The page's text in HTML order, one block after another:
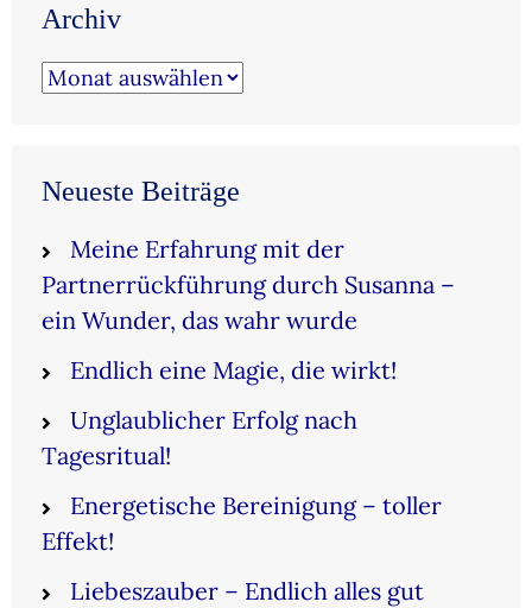
Archiv
Archiv
Neueste Beiträge
Meine Erfahrung mit der
Partnerrückführung durch Susanna –
ein Wunder, das wahr wurde
Endlich eine Magie, die wirkt!
Unglaublicher Erfolg nach
Tagesritual!
Energetische Bereinigung – toller
Effekt!
Liebeszauber – Endlich alles gut